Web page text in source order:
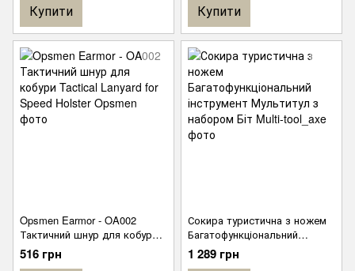
Купити Купити
Opsmen Earmor - OA002
Тактичний шнур для кобури
Tactical Lanyard for Speed
Holster
516 грн
Сокира туристична з ножем
Багатофункціональний
інструмент Мультитул з
набором Біт
1 289 грн